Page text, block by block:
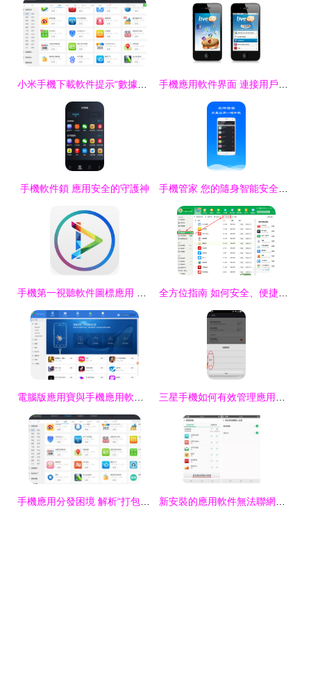
手機軟件鎖 應用安全的守護神